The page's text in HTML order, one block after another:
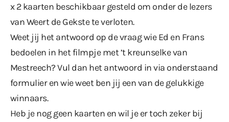
x 2 kaarten beschikbaar gesteld om onder de lezers
van Weert de Gekste te verloten.
Weet jij het antwoord op de vraag wie Ed en Frans
bedoelen in het filmpjemet ’t kreunselke van
Mestreech? Vul dan het antwoord in via onderstaand
formulier en wie weet ben jij een van de gelukkige
winnaars.
Heb je nog geen kaarten en wil je er toch zeker bij